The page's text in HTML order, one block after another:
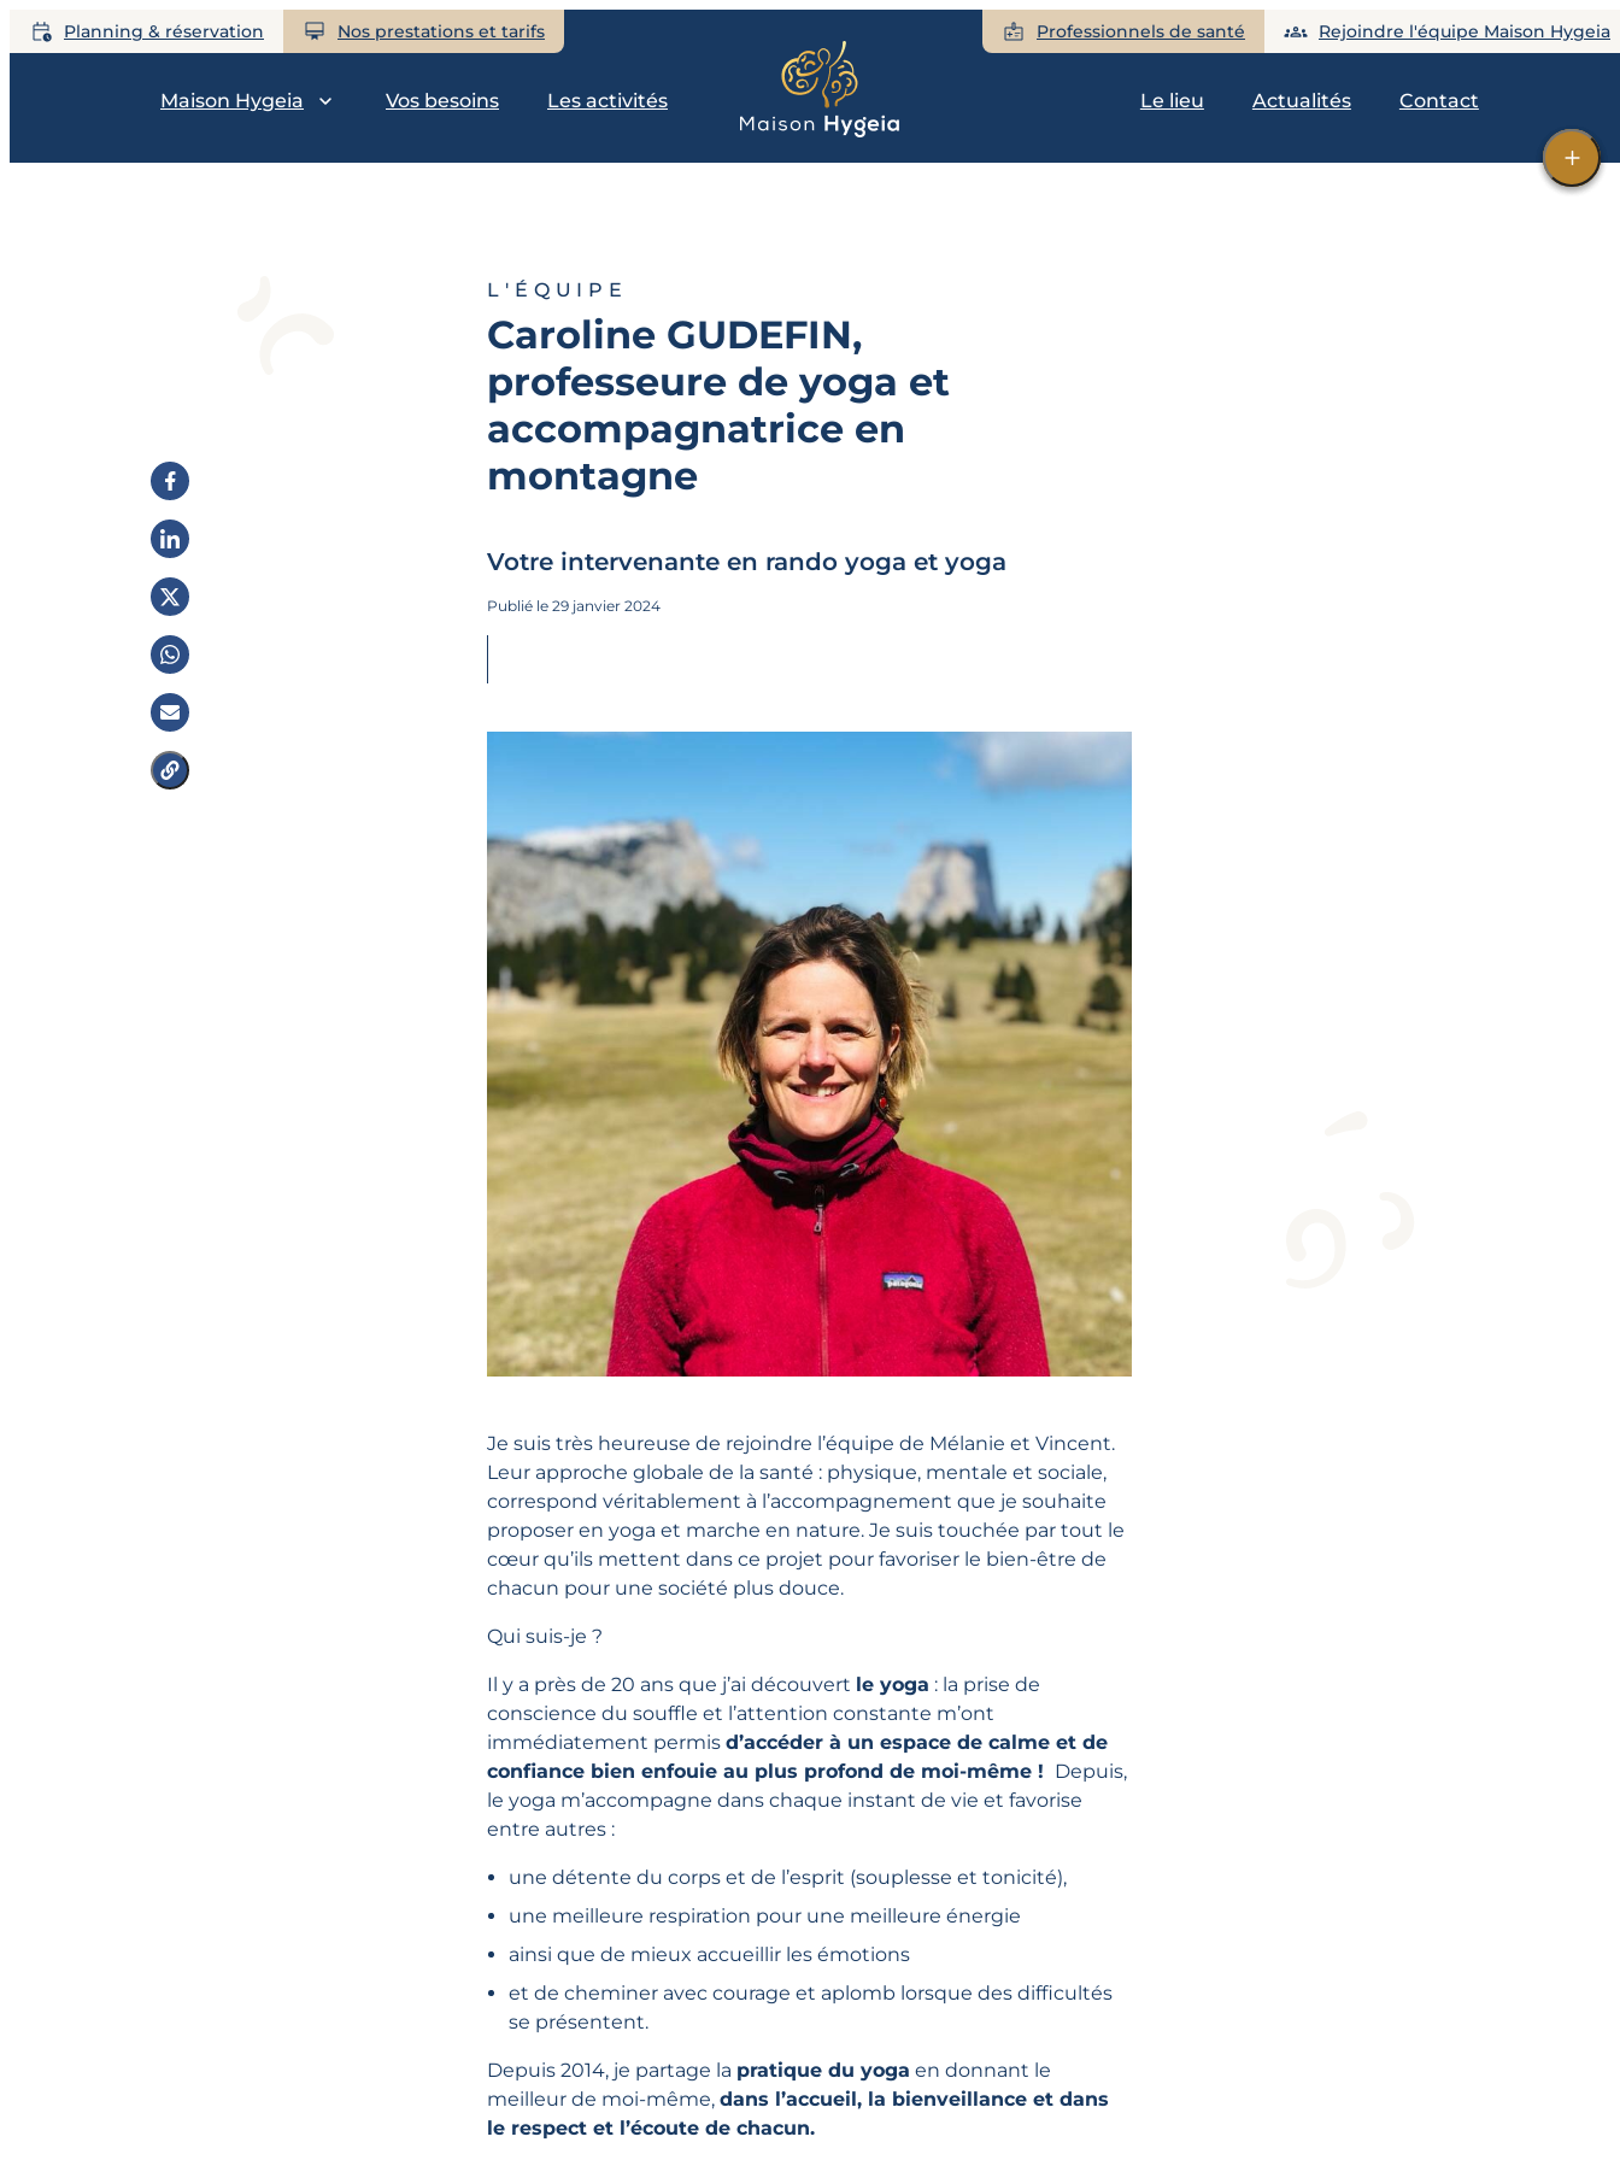
Planning & réservation Nos prestations et tarifs Professionnels de santé Rejoindre l'équipe Maison Hygeia
Maison Hygeia Vos besoins Les activités Le lieu Actualités Contact
L'ÉQUIPE
Caroline GUDEFIN,
professeure de yoga et
accompagnatrice en
montagne
Votre intervenante en rando yoga et yoga
Publié le 29 janvier 2024
Je suis très heureuse de rejoindre l’équipe de Mélanie et Vincent.
Leur approche globale de la santé : physique, mentale et sociale,
correspond véritablement à l’accompagnement que je souhaite
proposer en yoga et marche en nature. Je suis touchée par tout le
cœur qu’ils mettent dans ce projet pour favoriser le bien-être de
chacun pour une société plus douce.
Qui suis-je ?
Il y a près de 20 ans que j’ai découvert le yoga : la prise de
conscience du souffle et l’attention constante m’ont
immédiatement permisd’accéder à un espace de calme et de
confiance bien enfouie au plus profond de moi-même ! Depuis,
le yoga m’accompagne dans chaque instant de vie et favorise
entre autres :
une détente du corps et de l’esprit (souplesse et tonicité),
une meilleure respiration pour une meilleure énergie
ainsi que de mieux accueillir les émotions
et de cheminer avec courage et aplomb lorsque des difficultés
se présentent.
Depuis 2014, je partage la pratique du yoga en donnant le
meilleur de moi-même,dans l’accueil, la bienveillance et dans
le respect et l’écoute de chacun.